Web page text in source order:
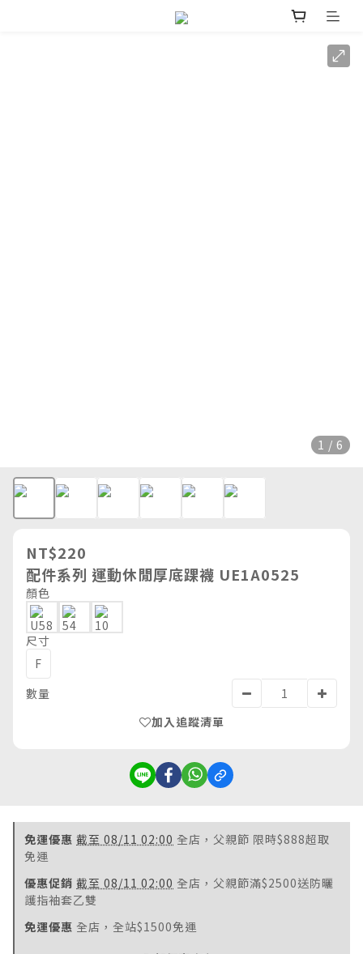
1 / 6
NT$220
配件系列 運動休閒厚底踝襪 UE1A0525
顏色
尺寸
F
數量
加入追蹤清單
免運優惠 截至 08/11 02:00 全店，父親節 限時$888超取
免運
優惠促銷 截至 08/11 02:00 全店，父親節滿$2500送防曬
護指袖套乙雙
免運優惠 全店，全站$1500免運